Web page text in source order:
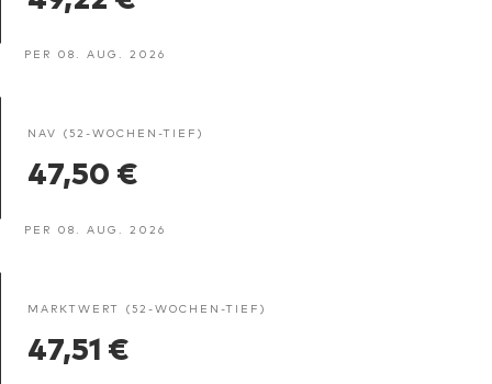
PER 08. AUG. 2026
NAV (52-WOCHEN-TIEF)
47,50 €
PER 08. AUG. 2026
MARKTWERT (52-WOCHEN-TIEF)
47,51 €